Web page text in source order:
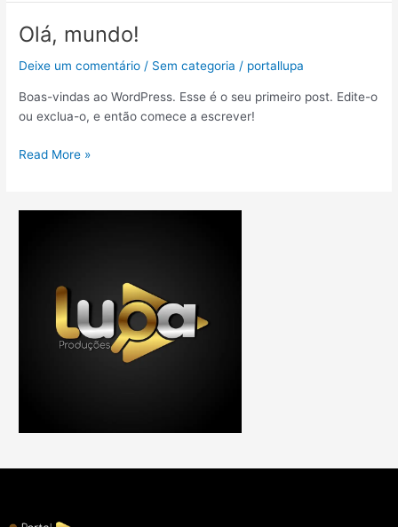
Olá, mundo!
Deixe um comentário / Sem categoria / portallupa
Boas-vindas ao WordPress. Esse é o seu primeiro post. Edite-o
ou exclua-o, e então comece a escrever!
Olá,
mundo!
Read More »